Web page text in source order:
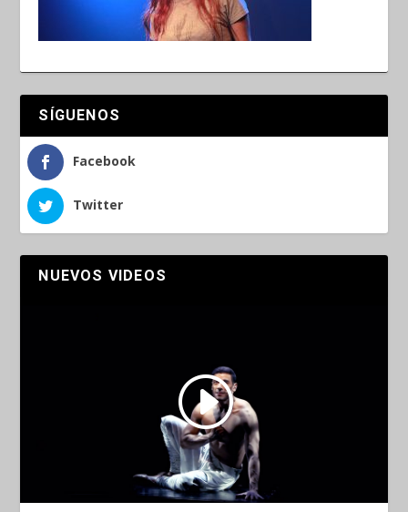
SÍGUENOS
Facebook
Twitter
NUEVOS VIDEOS